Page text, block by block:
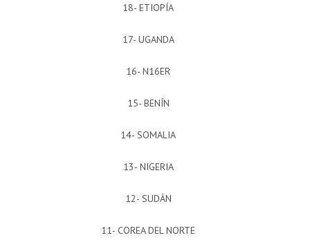
18- ETIOPÍA
17- UGANDA
16- N16ER
15- BENÍN
14- SOMALIA
13- NIGERIA
12- SUDÁN
11- COREA DEL NORTE